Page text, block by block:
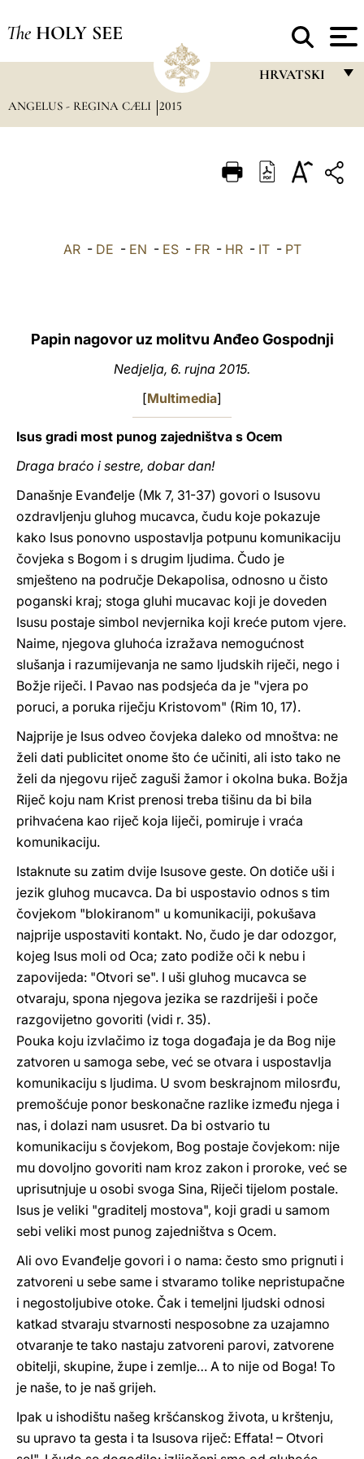
The HOLY SEE
HRVATSKI
ITALIANO
ANGELUS - REGINA CÆLI 2015
AR- DE - EN - ES- FR- HR- IT- PT
Papin nagovor uz molitvu Anđeo Gospodnji
Nedjelja, 6. rujna 2015.
[Multimedia]
Isus gradi most punog zajedništva s Ocem
Draga braćo i sestre, dobar dan!
Današnje Evanđelje (Mk 7, 31-37) govori o Isusovu
ozdravljenju gluhog mucavca, čudu koje pokazuje
kako Isus ponovno uspostavlja potpunu komunikaciju
čovjeka s Bogom i s drugim ljudima. Čudo je
smješteno na područje Dekapolisa, odnosno u čisto
poganski kraj; stoga gluhi mucavac koji je doveden
Isusu postaje simbol nevjernika koji kreće putom vjere.
Naime, njegova gluhoća izražava nemogućnost
slušanja i razumijevanja ne samo ljudskih riječi, nego i
Božje riječi. I Pavao nas podsjeća da je "vjera po
poruci, a poruka riječju Kristovom" (Rim 10, 17).
Najprije je Isus odveo čovjeka daleko od mnoštva: ne
želi dati publicitet onome što će učiniti, ali isto tako ne
želi da njegovu riječ zaguši žamor i okolna buka. Božja
Riječ koju nam Krist prenosi treba tišinu da bi bila
prihvaćena kao riječ koja liječi, pomiruje i vraća
komunikaciju.
Istaknute su zatim dvije Isusove geste. On dotiče uši i
jezik gluhog mucavca. Da bi uspostavio odnos s tim
čovjekom "blokiranom" u komunikaciji, pokušava
najprije uspostaviti kontakt. No, čudo je dar odozgor,
kojeg Isus moli od Oca; zato podiže oči k nebu i
zapovijeda: "Otvori se". I uši gluhog mucavca se
otvaraju, spona njegova jezika se razdriješi i poče
razgovijetno govoriti (vidi r. 35).
Pouka koju izvlačimo iz toga događaja je da Bog nije
zatvoren u samoga sebe, već se otvara i uspostavlja
komunikaciju s ljudima. U svom beskrajnom milosrđu,
premošćuje ponor beskonačne razlike između njega i
nas, i dolazi nam ususret. Da bi ostvario tu
komunikaciju s čovjekom, Bog postaje čovjekom: nije
mu dovoljno govoriti nam kroz zakon i proroke, već se
uprisutnjuje u osobi svoga Sina, Riječi tijelom postale.
Isus je veliki "graditelj mostova", koji gradi u samom
sebi veliki most punog zajedništva s Ocem.
Ali ovo Evanđelje govori i o nama: često smo prignuti i
zatvoreni u sebe same i stvaramo tolike nepristupačne
i negostoljubive otoke. Čak i temeljni ljudski odnosi
katkad stvaraju stvarnosti nesposobne za uzajamno
otvaranje te tako nastaju zatvoreni parovi, zatvorene
obitelji, skupine, župe i zemlje… A to nije od Boga! To
je naše, to je naš grijeh.
Ipak u ishodištu našeg kršćanskog života, u krštenju,
su upravo ta gesta i ta Isusova riječ: Effata! – Otvori